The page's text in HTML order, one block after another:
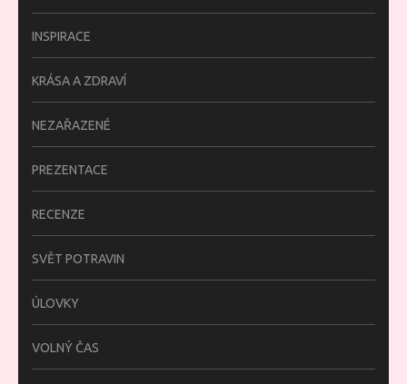
INSPIRACE
KRÁSA A ZDRAVÍ
NEZAŘAZENÉ
PREZENTACE
RECENZE
SVĚT POTRAVIN
ÚLOVKY
VOLNÝ ČAS